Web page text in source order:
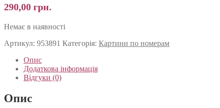
290,00 грн.
Немає в наявності
Артикул: 953891 Категорія: Картини по номерам
Опис
Додаткова інформація
Відгуки (0)
Опис